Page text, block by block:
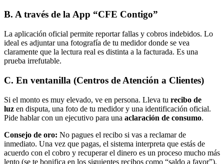
B. A través de la App “CFE Contigo”
La aplicación oficial permite reportar fallas y cobros indebidos. Lo
ideal es adjuntar una fotografía de tu medidor donde se vea
claramente que la lectura real es distinta a la facturada. Es una
prueba irrefutable.
C. En ventanilla (Centros de Atención a Clientes)
Si el monto es muy elevado, ve en persona. Lleva tu recibo de
luz en disputa, una foto de tu medidor y una identificación oficial.
Pide hablar con un ejecutivo para una aclaración de consumo.
Consejo de oro: No pagues el recibo si vas a reclamar de
inmediato. Una vez que pagas, el sistema interpreta que estás de
acuerdo con el cobro y recuperar el dinero es un proceso mucho más
lento (se te bonifica en los siguientes recibos como “saldo a favor”).